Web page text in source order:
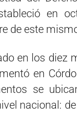
en
de este
en los diez
en
se
nacional: